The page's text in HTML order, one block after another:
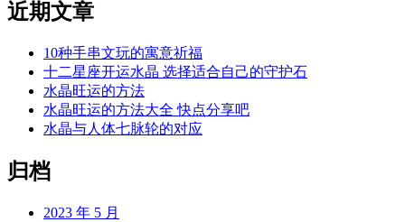
近期文章
10种手串文玩的寓意祈福
十二星座开运水晶 选择适合自己的守护石
水晶旺运的方法
水晶旺运的方法大全 快点分享吧
水晶与人体七脉轮的对应
归档
2023 年 5 月